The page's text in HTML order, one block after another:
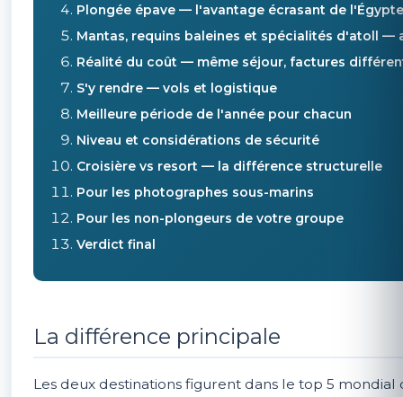
Plongée épave — l'avantage écrasant de l'Égypte
Mantas, requins baleines et spécialités d'atoll —
Réalité du coût — même séjour, factures
S'y rendre — vols et logistique
Meilleure période de l'année pour chacun
Niveau et considérations de sécurité
Croisière vs resort — la différence structurelle
Pour les photographes sous-marins
Pour les non-plongeurs de votre groupe
Verdict final
La différence principale
Les deux destinations figurent dans le top 5